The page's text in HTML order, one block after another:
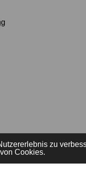
zu
Cookies.